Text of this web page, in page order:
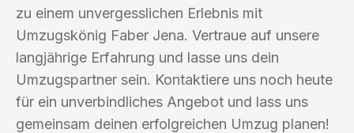
zu einem unvergesslichen Erlebnis mit
Umzugskönig Faber Jena. Vertraue auf unsere
langjährige Erfahrung und lasse uns dein
Umzugspartner sein. Kontaktiere uns noch heute
für ein unverbindliches Angebot und lass uns
gemeinsam deinen erfolgreichen Umzug planen!